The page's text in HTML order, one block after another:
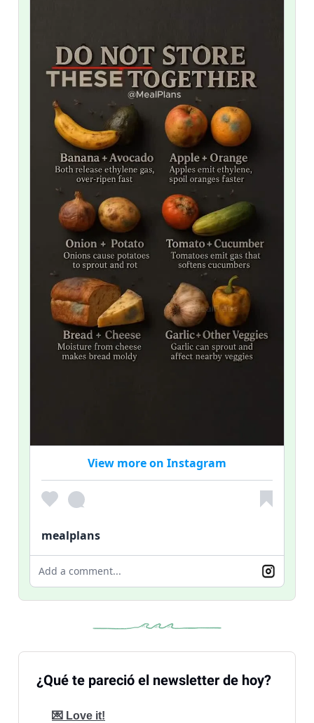
View more on Instagram
mealplans
Add a comment...
¿Qué te pareció el newsletter de hoy?
💌 Love it!